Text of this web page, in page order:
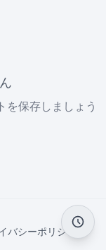
保存しましょう
バシーポリシー